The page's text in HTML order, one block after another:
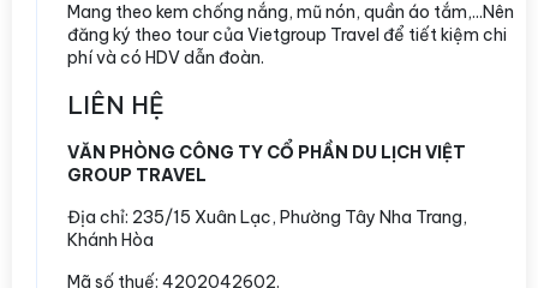
Mang theo kem chống nắng, mũ nón, quần áo tắm,...Nên
đăng ký theo tour của Vietgroup Travel để tiết kiệm chi
phí và có HDV dẫn đoàn.
LIÊN HỆ
VĂN PHÒNG CÔNG TY CỔ PHẦN DU LỊCH VIỆT
GROUP TRAVEL
Địa chỉ: 235/15 Xuân Lạc, Phường Tây Nha Trang,
Khánh Hòa
Mã số thuế: 4202042602.